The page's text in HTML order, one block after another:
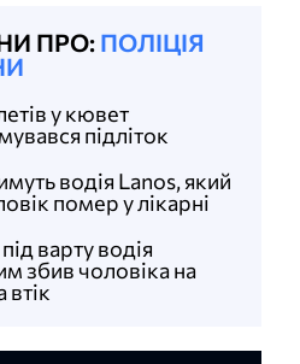
ПРО: ПОЛІЦІЯ
у кювет
підліток
водія Lanos, який
помер у лікарні
варту водія
збив чоловіка на
втік